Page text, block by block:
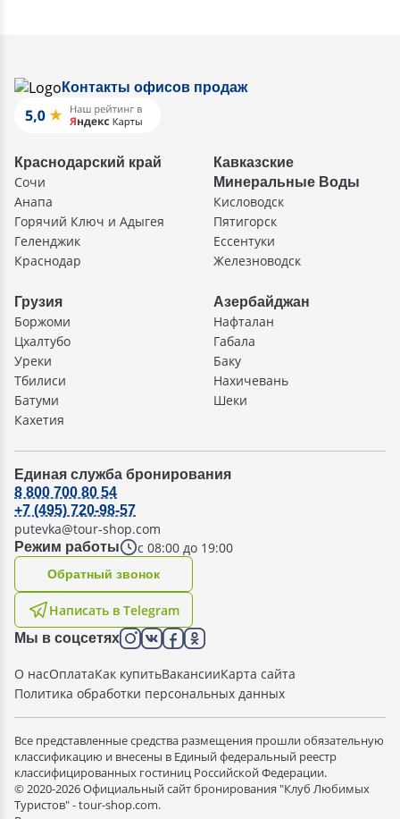
Контакты офисов продаж
Краснодарский край
Сочи
Анапа
Горячий Ключ и Адыгея
Геленджик
Краснодар
Кавказские
Минеральные Воды
Кисловодск
Пятигорск
Ессентуки
Железноводск
Грузия
Боржоми
Цхалтубо
Уреки
Тбилиси
Батуми
Кахетия
Азербайджан
Нафталан
Габала
Баку
Нахичевань
Шеки
Единая служба бронирования
Режим работы с 08:00 до 19:00
8 800 700 80 54
+7 (495) 720-98-57
putevka@tour-shop.com
Написать в Telegram
Oбратный звонок
Мы в соцсетях
О насОплатаКак купитьВакансииКарта сайта
Политика обработки персональных данных
Все представленные средства размещения прошли обязательную
классификацию и внесены в Единый федеральный реестр
классифицированных гостиниц Российской Федерации.
© 2020-2026 Официальный сайт бронирования "Клуб Любимых
Туристов" - tour-shop.com.